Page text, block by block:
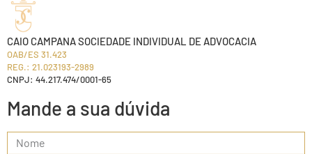
Mande a sua dúvida
CAIO CAMPANA SOCIEDADE INDIVIDUAL DE ADVOCACIA
OAB/ES 31.423
REG.: 21.023193-2989
CNPJ: 44.217.474/0001-65